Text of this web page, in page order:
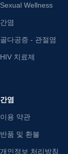
Sexual Wellness
간염
골다공증 - 관절염
HIV 치료제
간염
이용 약관
반품 및 환불
개인정보 처리방침